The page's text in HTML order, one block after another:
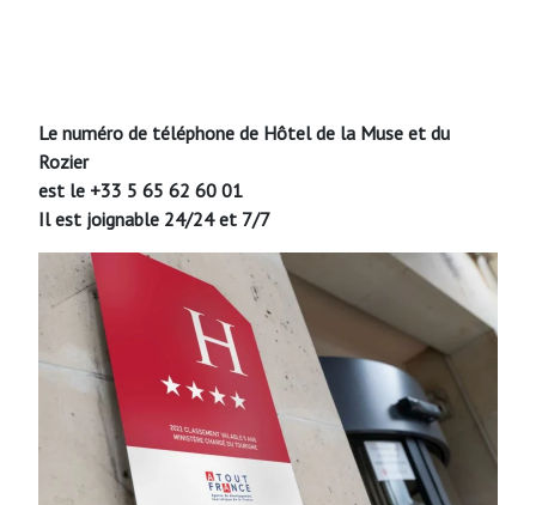
Le numéro de téléphone de Hôtel de la Muse et du
Rozier
est le +33 5 65 62 60 01
Il est joignable 24/24 et 7/7